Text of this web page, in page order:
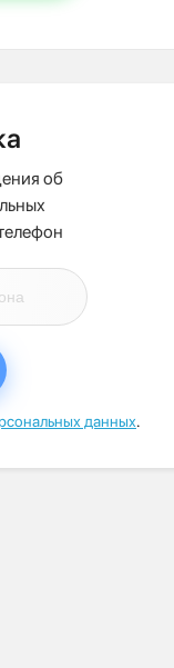
об
данных.